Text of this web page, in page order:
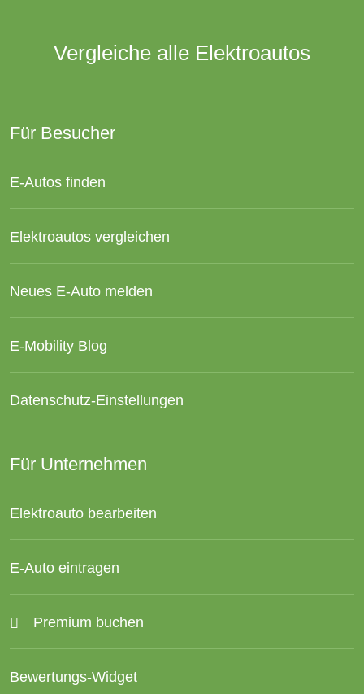
Vergleiche alle Elektroautos
Für Besucher
E-Autos finden
Elektroautos vergleichen
Neues E-Auto melden
E-Mobility Blog
Datenschutz-Einstellungen
Für Unternehmen
Elektroauto bearbeiten
E-Auto eintragen
Premium buchen
Bewertungs-Widget